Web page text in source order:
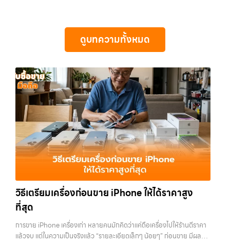
มอบบริการประเมินสภาพเครื่อง ฟรี ปราบปรามความยุ่งยากทั้งหลาย โดย
เน้น โปร่งใส มั่นใจได้ และจ่ายเงินทันทีเมื่อตกลงซื้อขายสำเร็จ บริการของเรา
ครอบคลุมทั้ง iPhone สายใหม่-เก่า, Samsung ทุกรุ่น, iPad และแท็บเล็ต
ทุกแบรนด์ เรารับถึงแม้จะอยู่ในสภาพใช้งานแล้ว ตกแต่งแล้ว หรือมีรอยบ้าง
เพราะมูลค่าของเครื่องไม่ได้ขึ้นอยู่แค่ยี่ห้อ แต่ขึ้นอยู่กับสภาพจริง ความครบ
ชุด และความสะดวกในการขายของคุณ เราจึงตั้งใจให้บริการในเขต
ลาดพร้าว, รัชดา, บางรัก, แจ้งวัฒนะ, บางแค, วัชรพล, รามอินทรา, บางนา,
บางพลี, เกษตรนวมินทร์, เสนานิคม, วังหิน อย่างเต็มที่ ไม่ว่าคุณจะค้นหาคำ
ว่า “รับซื้อมือถือใกล้ฉัน”, “รับซื้อโทรศัพท์มือสองกรุงเทพ”, “ขาย iPad ได้
ราคา”, “รับซื้อแท็บเล็ต กรุงเทพถึงที่”, หรือ “รับซื้อ Samsung มือสอง
ราคาสูง” — ที่นี่คือคำตอบ เพราะบริการของเรามุ่งตรงให้คุณได้รับราคาและ
ความสะดวกสบายที่เหนือกว่า เลือกเราแล้วคุณจะได้บริการที่คุณไว้วางใจ
พร้อมทีมงานที่พร้อมอำนวยความสะดวก นัดรับถึงที่ ตรวจสภาพอย่างมือ
อาชีพ และจ่ายเงินทันที ทั้งหมดนี้เพื่อให้การขายอุปกรณ์ของคุณเป็นเรื่อง
ง่ายขึ้น ดีกว่า รวดเร็วกว่า และคุ้มค่ากว่า ทำไมต้องเลือกเรา ผู้เชี่ยวชาญด้าน
การให้บริการ รับซื้อมือถือ iPhone, Samsung, ไอแพด แท็บเล็ตทุกยี่ห้อ ใน
ราคาสูง พร้อมจ่ายเงินทันที โดยเน้นบริการในพื้นที่ ลาดพร้าว, รัชดา,
บางรัก, แจ้งวัฒนะ, บางแค, วัชรพล, รามอินทรา, รวมถึง บางนา, บางพลี,
เกษตรนวมินทร์, เสนานิคม, วังหินไม่ว่าคุณจะต้องการ รับซื้อโทรศัพท์, รับ
ซื้อแมคบุค, รับซื้อโน๊ตบุ๊ค, รับซื้อแท็บเล็ต, หรือบริการอื่นๆ เกี่ยวกับสินค้า
กับสินค้าไอที กรุงเทพฯ เราพร้อมให้บริการครบวงจร รับซื้อไอแพดเกษตนวมิ
นทร์ รับซื้อโทรศัพท์, รับซื้อแมคบุค, รับซื้อโน๊ตบุ๊ค, รับซื้อแท็บเล็ต, หรือ
บริการอื่นๆ เกี่ยวกับสินค้าไอที กรุงเทพฯ… รับซื้อไอแพดเกษตนวมินทร์ รับ
ประสบการณ์เหนือระดับกับการ รับซื้อไอโฟน, รับซื้อไอแพด, รับซื้อมือถือ
ยินดีต้อนรับสู่ “รับซื้อขายมือถือ.com” เว็บไซต์ที่คุณไว้วางใจได้ สำหรับ
บริการ รับซื้อ มือถือ iPhone, Samsung, iPad, แท็บเล็ต ทุกยี่ห้อ ให้ราคา
สูง พร้อมจ่ายเงินทันที ครอบคลุมพื้นที่ ลาดพร้าว, รัชดา, บางรัก,
แจ้งวัฒนะ, บางแค, วัชรพล, รามอินทรา และเขตกรุงเทพฯ ใกล้ “ใกล้ ฉัน”
ที่สุด ในยุคที่สมาร์ทโฟน แท็บเล็ต และอุปกรณ์ไอทีใหม่ๆ เปลี่ยนรุ่นกันแทบ
ทุกช่วงเวลา อุปกรณ์ที่คุณใช้แล้วอาจกลายเป็นของที่ไม่ได้ใช้งานอยู่เฉยๆ
เว็บไซต์ของเราจึงเกิดขึ้นเพื่อเป็นทางเลือกให้คุณสามารถเปลี่ยนอุปกรณ์ที่
ไม่ใช้แล้วให้กลายเป็นเงินสดได้ทันที ด้วยบริการ รับซื้อไอโฟน, รับซื้อไอแพด,
รับซื้อมือถือ, รับซื้อโทรศัพท์, รับซื้อโน๊ตบุ๊ค, รับซื้อแท็บเล็ต, รับซื้อสินค้าไอที
กรุงเทพมหานคร อย่างครบวงจร ไม่ว่าคุณจะอยู่โซนเมืองหรือเขตชานเมือง
เรามีทีมงานพร้อมให้บริการถึงที่ในพื้นที่ “ใกล้ ฉัน” เพื่อความสะดวกและ
รวดเร็วที่สุด ที่ “รับซื้อขายมือถือ.com” เราเข้าใจดีว่าอุปกรณ์แต่ละชิ้นไม่ใช่
แค่เครื่องใช้ไฟฟ้า แต่เป็นทรัพย์สินที่มีมูลค่า คุณอาจต้องการเปลี่ยนรุ่น หรือ
ต้องการเงินด่วน เราจึงมอบบริการประเมินสภาพเครื่อง ฟรี ปราบปราม
ความยุ่งยากทั้งหลาย โดยเน้น โปร่งใส มั่นใจได้ และจ่ายเงินทันทีเมื่อตกลง
ดูบทความทั้งหมด
วิธีเตรียมเครื่องก่อนขาย iPhone ให้ได้ราคาสูง
ที่สุด
การขาย iPhone เครื่องเก่า หลายคนมักคิดว่าแค่ถือเครื่องไปให้ร้านตีราคา
แล้วจบ แต่ในความเป็นจริงแล้ว “รายละเอียดเล็กๆ น้อยๆ” ก่อนขาย มีผลต่อ